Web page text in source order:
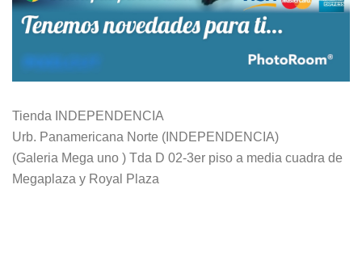
Tienda INDEPENDENCIA
Urb. Panamericana Norte (INDEPENDENCIA)
(Galeria Mega uno ) Tda D 02-3er piso a media cuadra de
Megaplaza y Royal Plaza